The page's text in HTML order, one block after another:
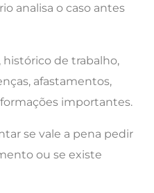
analisa o caso antes
de trabalho,
afastamentos,
importantes.
se vale a pena pedir
ou se existe